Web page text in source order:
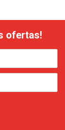
ofertas!